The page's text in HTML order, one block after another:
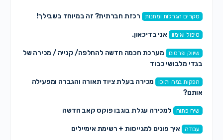
סקרים הגרלות ומתנות רכזת חברתית? זה במיוחד בשבילך!
טיפול ואימון אני בדיכאון.
שיווק ופרסום
מערכת חכמה חדשה להחלפה/ קנייה / מכירה של
בגדי מלבושי כבוד
הפקות במה ותוכן
מכירה בעלת ציוד תאורה והגברה ומפעילה
אותם?
שיח פתוח למכירה עגלת בוגבו פוקס קאב חדשה
עבודה איך פונים למגייסות + רשימת אימיילים